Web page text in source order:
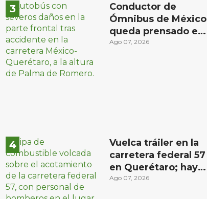
Conductor de
Ómnibus de México
queda prensado en
choque con
Ago 07, 2026
Vuelca tráiler en la
carretera federal 57
en Querétaro; hay
derrame de
Ago 07, 2026